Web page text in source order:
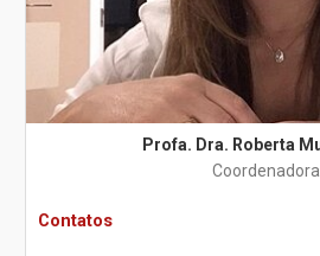
Profa. Dra. Roberta
Coordenadora
Contatos